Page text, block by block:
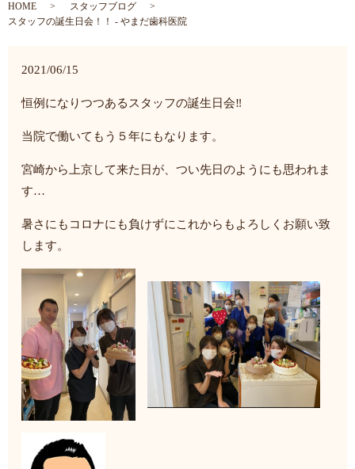
HOME
スタッフブログ
スタッフの誕生日会！！ - やまだ歯科医院
2021/06/15
恒例になりつつあるスタッフの誕生日会‼
当院で働いてもう５年にもなります。
宮崎から上京して来た日が、つい先日のようにも思われま
す…
暑さにもコロナにも負けずにこれからもよろしくお願い致
します。